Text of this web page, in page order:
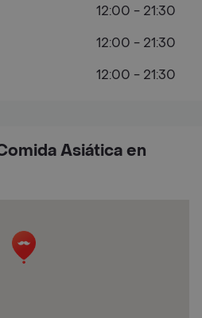
Asiática en
12:00 - 21:30
12:00 - 21:30
12:00 - 21:30